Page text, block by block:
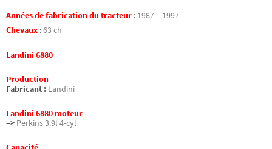
Années de fabrication du tracteur : 1987 – 1997
Chevaux :63 ch
Landini 6880
Production
Fabricant : Landini
Landini 6880 moteur
–> Perkins 3.9l 4-cyl